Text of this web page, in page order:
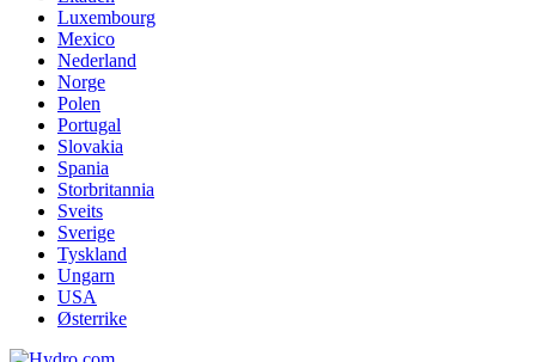
Luxembourg
Mexico
Nederland
Norge
Polen
Portugal
Slovakia
Spania
Storbritannia
Sveits
Sverige
Tyskland
Ungarn
USA
Østerrike